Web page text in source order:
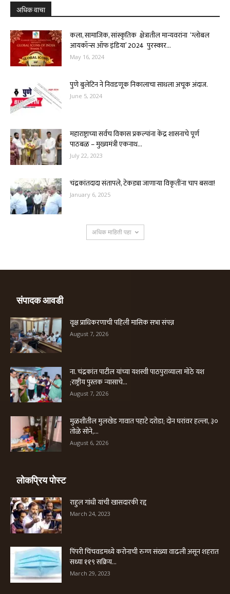
अधिक वाचा
कला, सामाजिक, सांस्कृतिक क्षेत्रातील मान्यवरांना ‘ग्लोबल
आयकॉन्स ऑफ इंडिया’ 2024 पुरस्कार...
May 16, 2024
पुणे बुलेटिन ने निवडणूक निकालाचा साधला अचूक अंदाज.
June 5, 2024
महाराष्ट्राच्या सर्वच विकास प्रकल्पांना केंद्र शासनाचे पूर्ण
पाठबळ – मुख्यमंत्री एकनाथ...
July 22, 2023
चंद्रकांतदादा संतापले, टेकड्या जाणाऱ्या विकृतींना चाप बसवा!
January 6, 2025
अधिक माहिती पहा
संपादक आवडी
वृक्ष प्राधिकरणाची पहिली मासिक सभा संपन्न
August 7, 2026
ना. चंद्रकांत पाटील यांच्या यशस्वी पाठपुराव्याला मोठे यश
;राष्ट्रीय पुस्तक न्यासाचे...
August 7, 2026
मुळशीतील मुलखेड गावात पहाटे दरोडा; दोन घरांवर हल्ला, ३०
तोळे सोने,...
August 6, 2026
लोकप्रिय पोस्ट
राहुल गांधी यांची खासदारकी रद्द
March 24, 2023
पिंपरी चिंचवडमध्ये करोनाची रुग्ण संख्या वाढली असून शहरात
सध्या ११९ सक्रिय...
March 29, 2023